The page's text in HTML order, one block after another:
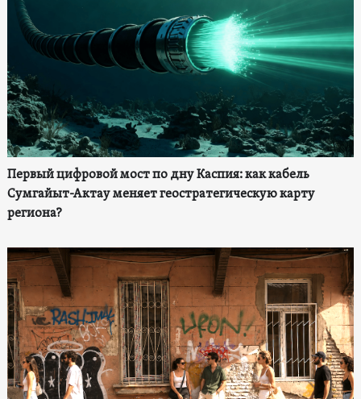
Первый цифровой мост по дну Каспия: как кабель
Сумгайыт-Актау меняет геостратегическую карту
региона?